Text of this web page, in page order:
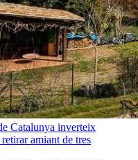
Catalunya inverteix
amiant de tres